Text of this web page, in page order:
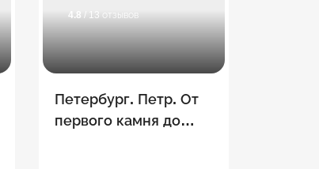
4.8 / 13 отзывов
Петербург. Петр. От
первого камня до